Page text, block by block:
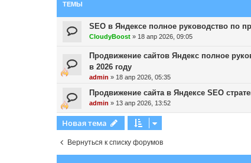
ТЕМЫ
SEO в Яндексе полное руководство по
CloudyBoost » 18 апр 2026, 09:05
Продвижение сайтов Яндекс полное
в 2026 году
admin » 18 апр 2026, 05:35
Продвижение сайта в Яндексе SEO
admin » 13 апр 2026, 13:52
Новая тема
Вернуться к списку форумов